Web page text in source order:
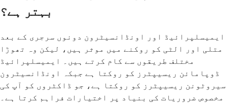
بہتر ہے؟
ایمیسلپرائیڈ اور اونڈانسیٹرون دونوں سرجری کے بعد
متلی اور الٹی کو روکنے میں موثر ہیں، لیکن وہ تھوڑا
مختلف طریقوں سے کام کرتے ہیں۔ ایمیسلپرائیڈ
ڈوپامائن ریسیپٹرز کو روکتا ہے جبکہ اونڈانسیٹرون
سیروٹونن ریسیپٹرز کو روکتا ہے، جو ڈاکٹروں کو آپ کی
مخصوص ضروریات کی بنیاد پر اختیارات فراہم کرتا ہے۔